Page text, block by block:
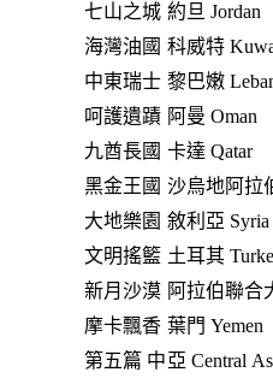
七山之城 約旦 Jordan
海灣油國 科威特
中東瑞士 黎巴嫩
呵護遺蹟 阿曼 Oman
九酋長國 卡達 Qatar
黑金王國 沙烏地阿拉
大地樂園 敘利亞 Syria
文明搖籃 土耳其
新月沙漠 阿拉伯聯合
摩卡飄香 葉門 Yemen
第五篇 中亞 Central